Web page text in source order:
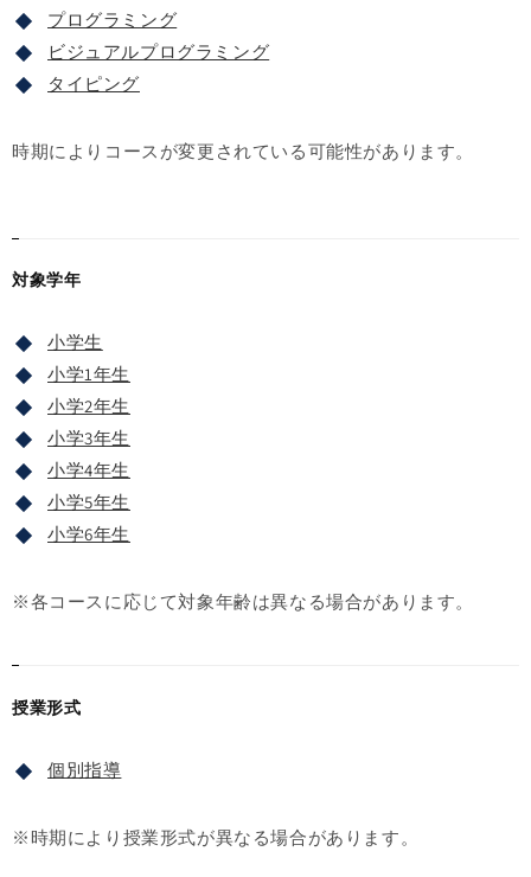
プログラミング
ビジュアルプログラミング
タイピング
時期によりコースが変更されている可能性があります。
対象学年
小学生
小学1年生
小学2年生
小学3年生
小学4年生
小学5年生
小学6年生
※各コースに応じて対象年齢は異なる場合があります。
授業形式
個別指導
※時期により授業形式が異なる場合があります。